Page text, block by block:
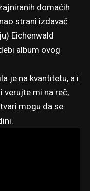
domaćih
strani izdavač
Eichenwald
album ovog
je na kvantitetu, a i
verujte mi na reč,
mogu da se